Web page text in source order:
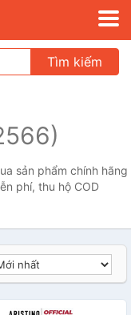
Tìm kiếm
sản phẩm chính hãng
phí, thu hộ COD